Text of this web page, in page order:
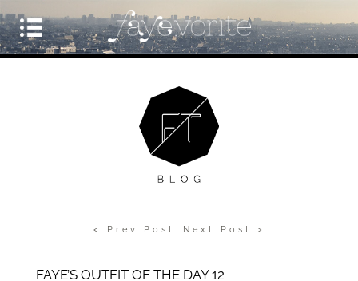
< Prev Post Next Post >
FAYE’S OUTFIT OF THE DAY 12